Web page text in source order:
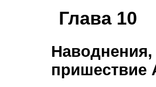
Глава 10
пришествие